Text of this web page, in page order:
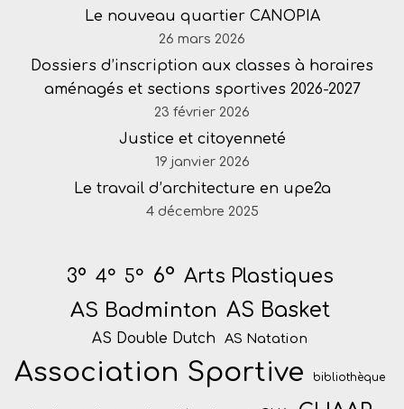
Le nouveau quartier CANOPIA
26 mars 2026
Dossiers d’inscription aux classes à horaires
aménagés et sections sportives 2026-2027
23 février 2026
Justice et citoyenneté
19 janvier 2026
Le travail d’architecture en upe2a
4 décembre 2025
3° 4° 5° 6° Arts Plastiques
AS Badminton AS Basket
AS Double Dutch AS Natation
Association Sportive bibliothèque